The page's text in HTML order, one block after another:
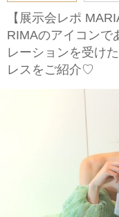
【展示会レポ
RIMAのアイコンで
レーションを受け
レスをご紹介♡